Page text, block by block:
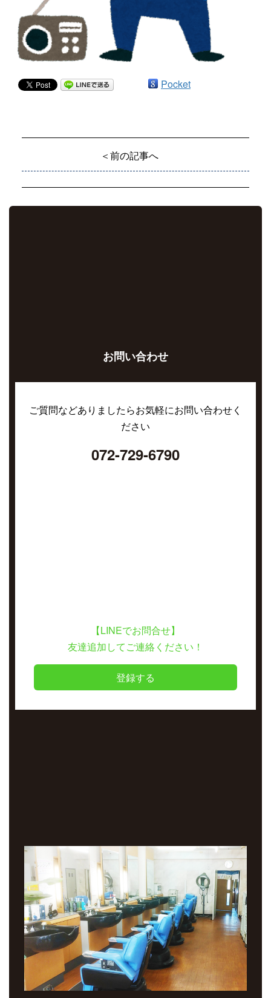
Pocket
＜前の記事へ
お問い合わせ
ご質問などありましたらお気軽にお問い合わせく
ださい
072-729-6790
【LINEでお問合せ】
友達追加してご連絡ください！
登録する